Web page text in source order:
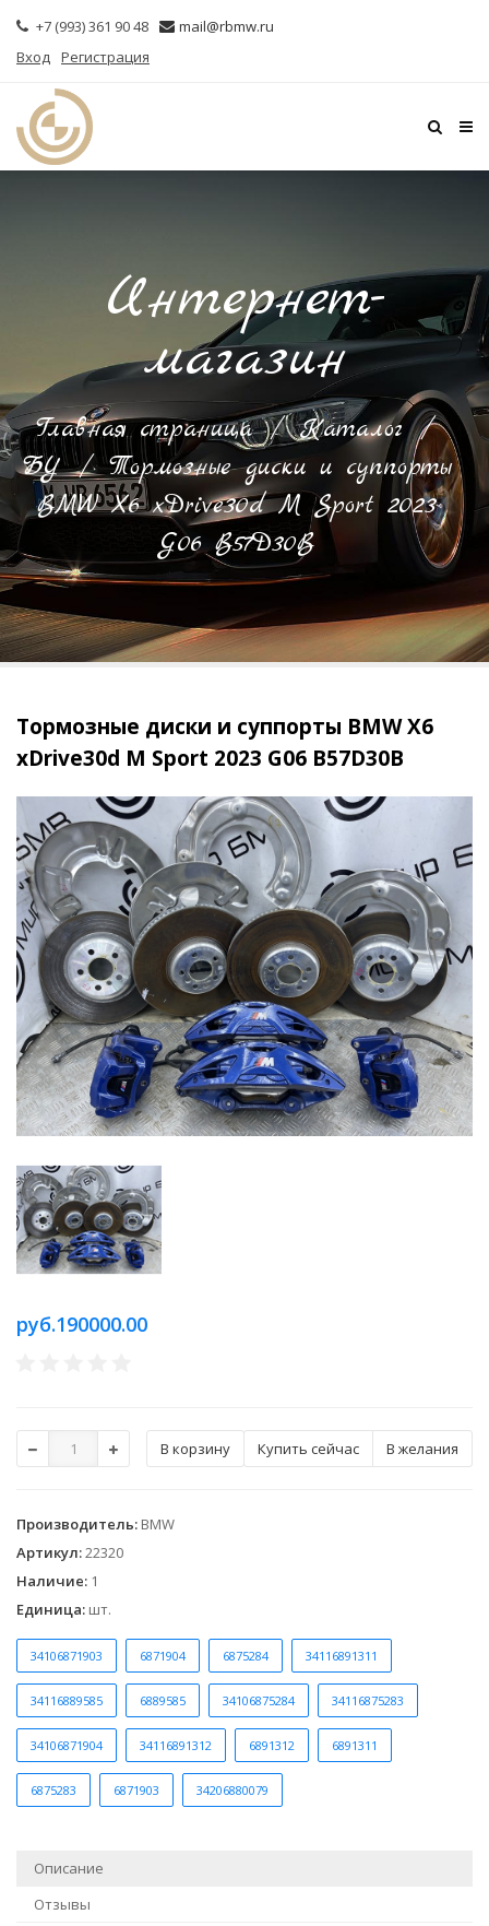
+7 (993) 361 90 48
mail@rbmw.ru
Вход Регистрация
Интернет-
магазин
Главная страница /Каталог /
БУ /Тормозные диски и суппорты
BMW X6 xDrive30d M Sport 2023
G06 B57D30B
Тормозные диски и суппорты BMW X6
xDrive30d M Sport 2023 G06 B57D30B
руб.190000.00
Купить сейчас В желания
Производитель: BMW
Артикул:22320
Наличие: 1
Единица: шт.
34106871903 6871904 6875284 34116891311
34116889585 6889585 34106875284 34116875283
34106871904 34116891312 6891312 6891311
6875283 6871903 34206880079
Описание
Отзывы